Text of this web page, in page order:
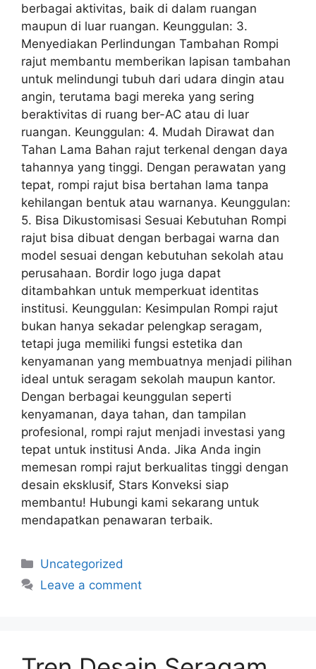
berbagai aktivitas, baik di dalam ruangan
maupun di luar ruangan. Keunggulan: 3.
Menyediakan Perlindungan Tambahan Rompi
rajut membantu memberikan lapisan tambahan
untuk melindungi tubuh dari udara dingin atau
angin, terutama bagi mereka yang sering
beraktivitas di ruang ber-AC atau di luar
ruangan. Keunggulan: 4. Mudah Dirawat dan
Tahan Lama Bahan rajut terkenal dengan daya
tahannya yang tinggi. Dengan perawatan yang
tepat, rompi rajut bisa bertahan lama tanpa
kehilangan bentuk atau warnanya. Keunggulan:
5. Bisa Dikustomisasi Sesuai Kebutuhan Rompi
rajut bisa dibuat dengan berbagai warna dan
model sesuai dengan kebutuhan sekolah atau
perusahaan. Bordir logo juga dapat
ditambahkan untuk memperkuat identitas
institusi. Keunggulan: Kesimpulan Rompi rajut
bukan hanya sekadar pelengkap seragam,
tetapi juga memiliki fungsi estetika dan
kenyamanan yang membuatnya menjadi pilihan
ideal untuk seragam sekolah maupun kantor.
Dengan berbagai keunggulan seperti
kenyamanan, daya tahan, dan tampilan
profesional, rompi rajut menjadi investasi yang
tepat untuk institusi Anda. Jika Anda ingin
memesan rompi rajut berkualitas tinggi dengan
desain eksklusif, Stars Konveksi siap
membantu! Hubungi kami sekarang untuk
mendapatkan penawaran terbaik.
Uncategorized
Leave a comment